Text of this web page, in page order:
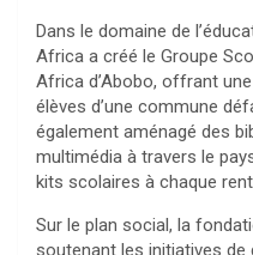
Dans le domaine de
Africa a créé le Groupe
Africa d’Abobo, offrant
élèves d’une commune
également aménagé des
multimédia à travers le
kits scolaires à chaque
Sur le plan social, la
soutenant les initiatives